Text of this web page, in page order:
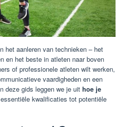
het aanleren van technieken – het
en het beste in atleten naar boven
of professionele atleten wilt werken,
vaardigheden en een
deze gids leggen we je uit hoe je
kwalificaties tot potentiële